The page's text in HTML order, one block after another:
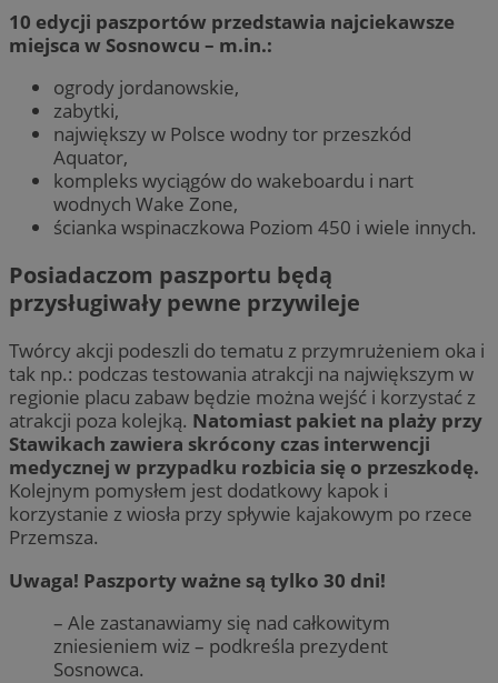
10 edycji paszportów przedstawia najciekawsze
miejsca w Sosnowcu – m.in.:
ogrody jordanowskie,
zabytki,
największy w Polsce wodny tor przeszkód
Aquator,
kompleks wyciągów do wakeboardu i nart
wodnych Wake Zone,
ścianka wspinaczkowa Poziom 450 i wiele innych.
Posiadaczom paszportu będą
przysługiwały pewne przywileje
Twórcy akcji podeszli do tematu z przymrużeniem oka i
tak np.: podczas testowania atrakcji na największym w
regionie placu zabaw będzie można wejść i korzystać z
atrakcji poza kolejką. Natomiast pakiet na plaży przy
Stawikach zawiera skrócony czas interwencji
medycznej w przypadku rozbicia się o przeszkodę.
Kolejnym pomysłem jest dodatkowy kapok i
korzystanie z wiosła przy spływie kajakowym po rzece
Przemsza.
Uwaga! Paszporty ważne są tylko 30 dni!
– Ale zastanawiamy się nad całkowitym
zniesieniem wiz – podkreśla prezydent
Sosnowca.